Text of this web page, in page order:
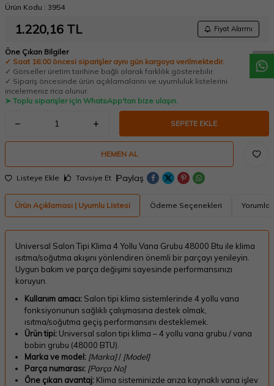
W
h
a
t
a
p
p
D
e
s
t
e
H
a
t
t
Ürün Kodu : 3954
1.220,16 TL Fiyat Alarmı
Öne Çıkan Bilgiler
✓ Saat 16:00 öncesi siparişler aynı gün kargoya verilmektedir.
✓ Görseller üretim tarihine bağlı olarak farklılık gösterebilir.
✓ Sipariş öncesinde ürün açıklamalarını ve uyumluluk listelerini
incelemeniz rica olunur.
➤ Toplu siparişler için WhatsApp'tan bize ulaşın.
SEPETE EKLE
HEMEN AL
Listeye Ekle Tavsiye Et Paylaş
Ürün Açıklaması | Uyumlu Listesi Ödeme Seçenekleri Yorumlar
Universal Salon Tipi Klima 4 Yollu Vana Grubu 48000 Btu ile klima
ısıtma/soğutma akışını yönlendiren önemli bir parçayı yenileyin.
Uygun bakım ve parça değişimi sayesinde performansınızı
koruyun.
Kullanım amacı: Salon tipi klima sistemlerinde 4 yollu vana
fonksiyonunun sağlıklı çalışmasına destek olmak,
ısıtma/soğutma geçiş performansını desteklemek.
Ürün tipi: Universal salon tipi klima – 4 yollu vana grubu / vana
bobin grubu (48000 BTU).
Marka ve model: [Marka]/ [Model]
Parça numarası: [Parça No]
Öne çıkan avantaj: Klima sisteminizde arıza kaynaklı vana işlev